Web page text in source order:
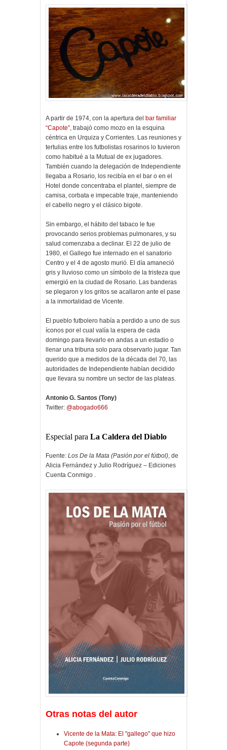
A partir de 1974, con la apertura del bar familiar
“Capote”, trabajó como mozo en la esquina
céntrica en Urquiza y Corrientes. Las reuniones y
tertulias entre los futbolistas rosarinos lo tuvieron
como habitué a la Mutual de ex jugadores.
También cuando la delegación de Independiente
llegaba a Rosario, los recibía en el bar o en el
Hotel donde concentraba el plantel, siempre de
camisa, corbata e impecable traje, manteniendo
el cabello negro y el clásico bigote.
Sin embargo, el hábito del tabaco le fue
provocando serios problemas pulmonares, y su
salud comenzaba a declinar. El 22 de julio de
1980, el Gallego fue internado en el sanatorio
Centro y el 4 de agosto murió. El día amaneció
gris y lluvioso como un símbolo de la tristeza que
emergió en la ciudad de Rosario. Las banderas
se plegaron y los gritos se acallaron ante el pase
a la inmortalidad de Vicente.
El pueblo futbolero había a perdido a uno de sus
íconos por el cual valía la espera de cada
domingo para llevarlo en andas a un estadio o
llenar una tribuna solo para observarlo jugar. Tan
querido que a medidos de la década del 70, las
autoridades de Independiente habían decidido
que llevara su nombre un sector de las plateas.
Antonio G. Santos (Tony)
Twitter: @abogado666
Especial para La Caldera del Diablo
Fuente: Los De la Mata (Pasión por el fútbol), de
Alicia Fernández y Julio Rodríguez – Ediciones
Cuenta Conmigo .
Otras notas del autor
Vicente de la Mata: El "gallego" que hizo
Capote (segunda parte)